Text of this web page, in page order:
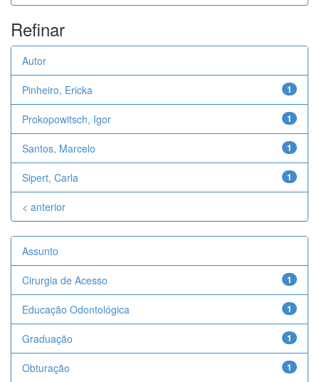
Refinar
Autor
1
Pinheiro, Ericka
1
Prokopowitsch, Igor
1
Santos, Marcelo
1
Sipert, Carla
< anterior
Assunto
1
Cirurgia de Acesso
1
Educação Odontológica
1
Graduação
1
Obturação